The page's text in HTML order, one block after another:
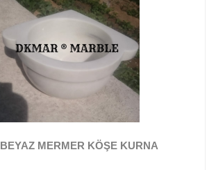
MERMER KÖŞE KURNA